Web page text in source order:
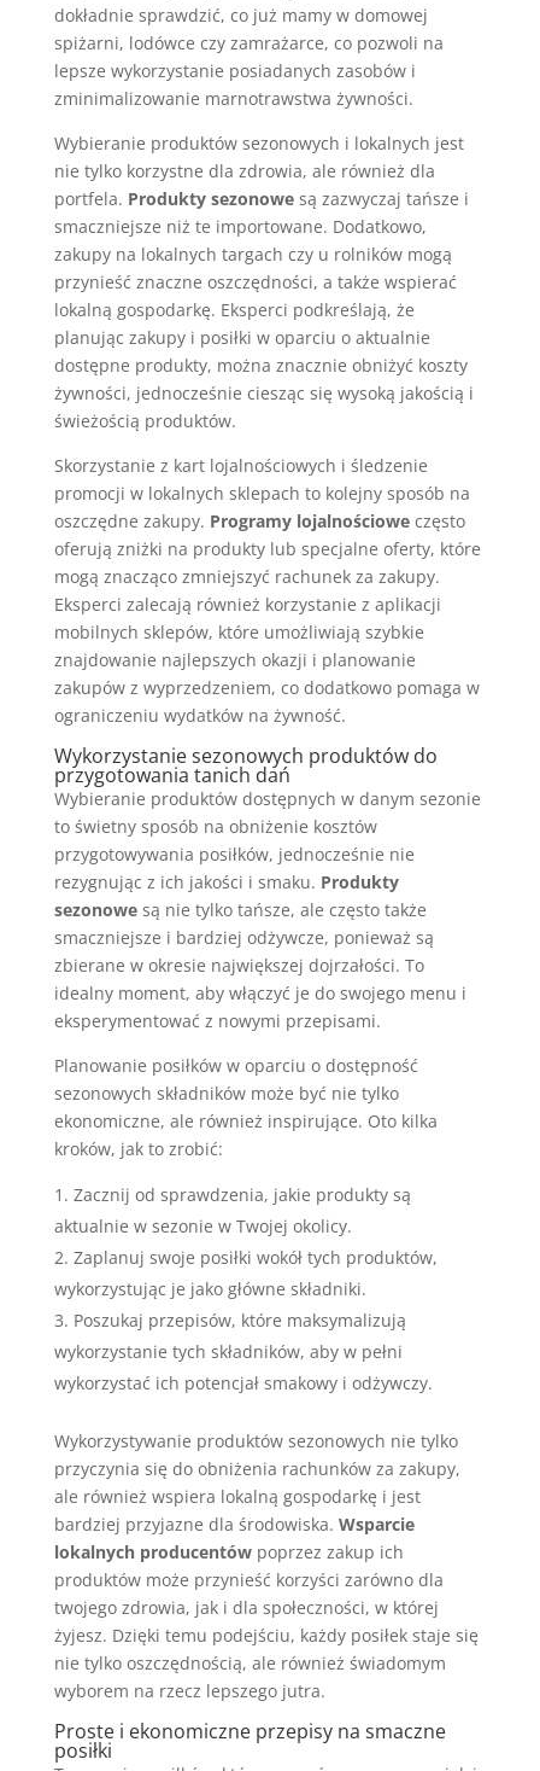
dokładnie sprawdzić, co już mamy w domowej
spiżarni, lodówce czy zamrażarce, co pozwoli na
lepsze wykorzystanie posiadanych zasobów i
zminimalizowanie marnotrawstwa żywności.
Wybieranie produktów sezonowych i lokalnych jest
nie tylko korzystne dla zdrowia, ale również dla
portfela. Produkty sezonowesą zazwyczaj tańsze i
smaczniejsze niż te importowane. Dodatkowo,
zakupy na lokalnych targach czy u rolników mogą
przynieść znaczne oszczędności, a także wspierać
lokalną gospodarkę. Eksperci podkreślają, że
planując zakupy i posiłki w oparciu o aktualnie
dostępne produkty, można znacznie obniżyć koszty
żywności, jednocześnie ciesząc się wysoką jakością i
świeżością produktów.
Skorzystanie z kart lojalnościowych i śledzenie
promocji w lokalnych sklepach to kolejny sposób na
oszczędne zakupy. Programy lojalnościoweczęsto
oferują zniżki na produkty lub specjalne oferty, które
mogą znacząco zmniejszyć rachunek za zakupy.
Eksperci zalecają również korzystanie z aplikacji
mobilnych sklepów, które umożliwiają szybkie
znajdowanie najlepszych okazji i planowanie
zakupów z wyprzedzeniem, co dodatkowo pomaga w
ograniczeniu wydatków na żywność.
Wykorzystanie sezonowych produktów do
przygotowania tanich dań
Wybieranie produktów dostępnych w danym sezonie
to świetny sposób na obniżenie kosztów
przygotowywania posiłków, jednocześnie nie
rezygnując z ich jakości i smaku. Produkty
sezonowesą nie tylko tańsze, ale często także
smaczniejsze i bardziej odżywcze, ponieważ są
zbierane w okresie największej dojrzałości. To
idealny moment, aby włączyć je do swojego menu i
eksperymentować z nowymi przepisami.
Planowanie posiłków w oparciu o dostępność
sezonowych składników może być nie tylko
ekonomiczne, ale również inspirujące. Oto kilka
kroków, jak to zrobić:
Zacznij od sprawdzenia, jakie produkty są
aktualnie w sezonie w Twojej okolicy.
Zaplanuj swoje posiłki wokół tych produktów,
wykorzystując je jako główne składniki.
Poszukaj przepisów, które maksymalizują
wykorzystanie tych składników, aby w pełni
wykorzystać ich potencjał smakowy i odżywczy.
Wykorzystywanie produktów sezonowych nie tylko
przyczynia się do obniżenia rachunków za zakupy,
ale również wspiera lokalną gospodarkę i jest
bardziej przyjazne dla środowiska. Wsparcie
lokalnych producentówpoprzez zakup ich
produktów może przynieść korzyści zarówno dla
twojego zdrowia, jak i dla społeczności, w której
żyjesz. Dzięki temu podejściu, każdy posiłek staje się
nie tylko oszczędnością, ale również świadomym
wyborem na rzecz lepszego jutra.
Proste i ekonomiczne przepisy na smaczne
posiłki